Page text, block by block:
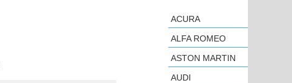
ACURA
ALFA ROMEO
ASTON MARTIN
AUDI